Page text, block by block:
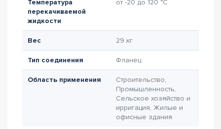
Температура
перекачиваемой
жидкости
от -20 до 120 °C
Вес 29 кг
Тип соединения Фланец
Область применения
Строительство,
Промышленность,
Сельское хозяйство и
ирригация, Жилые и
офисные здания